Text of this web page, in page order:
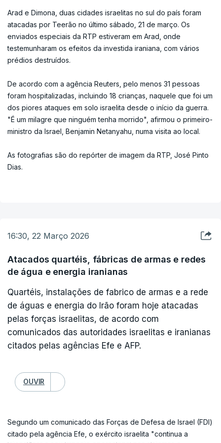
Arad e Dimona, duas cidades israelitas no sul do país foram
atacadas por Teerão no último sábado, 21 de março. Os
enviados especiais da RTP estiveram em Arad, onde
testemunharam os efeitos da investida iraniana, com vários
prédios destruídos.
De acordo com a agência Reuters, pelo menos 31 pessoas
foram hospitalizadas, incluindo 18 crianças, naquele que foi um
dos piores ataques em solo israelita desde o início da guerra.
"É um milagre que ninguém tenha morrido", afirmou o primeiro-
ministro da Israel, Benjamin Netanyahu, numa visita ao local.
As fotografias são do repórter de imagem da RTP, José Pinto
Dias.
16:30, 22 Março 2026
Atacados quartéis, fábricas de armas e redes
de água e energia iranianas
Quartéis, instalações de fabrico de armas e a rede
de águas e energia do Irão foram hoje atacadas
pelas forças israelitas, de acordo com
comunicados das autoridades israelitas e iranianas
citados pelas agências Efe e AFP.
OUVIR
Segundo um comunicado das Forças de Defesa de Israel (FDI)
citado pela agência Efe, o exército israelita "continua a